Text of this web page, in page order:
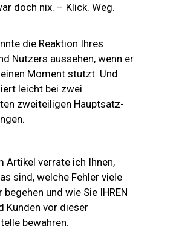
doch nix. – Klick. Weg.
die Reaktion Ihres
Nutzers aussehen, wenn er
Moment stutzt. Und
leicht bei zwei
zweiteiligen Hauptsatz-
Artikel verrate ich Ihnen,
sind, welche Fehler viele
begehen und wie Sie IHREN
Kunden vor dieser
bewahren.